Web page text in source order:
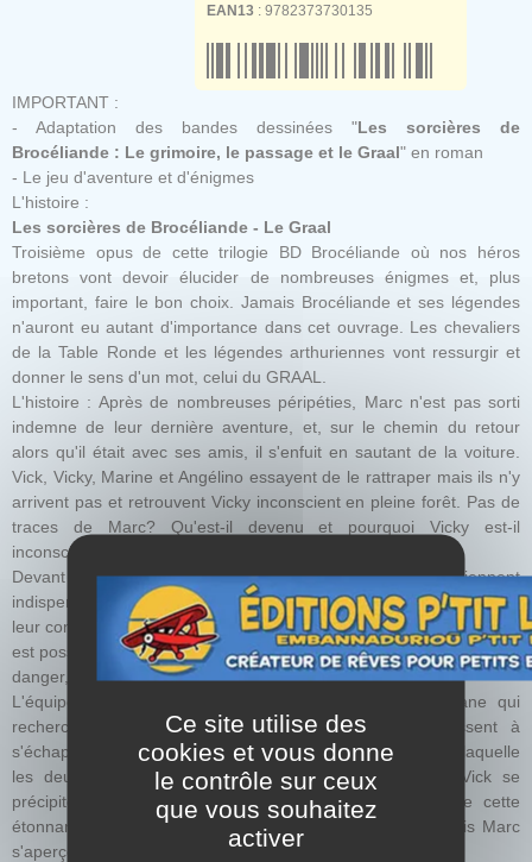
EAN13: 9782373730135
IMPORTANT :
- Adaptation des bandes dessinées "Les sorcières de
Brocéliande : Le grimoire, le passage et le Graal" en roman
- Le jeu d'aventure et d'énigmes
L'histoire :
Les sorcières de Brocéliande - Le Graal
Troisième opus de cette trilogie BD Brocéliande où nos héros
bretons vont devoir élucider de nombreuses énigmes et, plus
important, faire le bon choix. Jamais Brocéliande et ses légendes
n'auront eu autant d'importance dans cet ouvrage. Les chevaliers
de la Table Ronde et les légendes arthuriennes vont ressurgir et
donner le sens d'un mot, celui du GRAAL.
L'histoire : Après de nombreuses péripéties, Marc n'est pas sorti
indemne de leur dernière aventure, et, sur le chemin du retour
alors qu'il était avec ses amis, il s'enfuit en sautant de la voiture.
Vick, Vicky, Marine et Angélino essayent de le rattraper mais ils n'y
arrivent pas et retrouvent Vicky inconscient en pleine forêt. Pas de
traces de Marc? Qu'est-il devenu et pourquoi Vicky est-il
inconscient ?
Devant tant de mystères, des explications deviennent
indispensables. Les adeptes de Viviane leur racontent alors que
leur compagnon n'est pas revenu seul de l'autre monde. Son esprit
est possédé par Morgane. En ayant voulu le sauver, ils l'ont mis en
danger, lui, l'autre monde et le Graal.
L'équipe tombe ainsi aux mains des adeptes de Morgane qui
recherchent activement le fameux grimoire. Ils réussissent à
s'échapper et assistent à une curieuse cérémonie pendant laquelle
les deux clans s'affrontent. Profitant de ce désordre, Vick se
précipite pour libérer Marc qui se trouvait au centre de cette
étonnante réunion. Nos amis réussissent à s'échapper mais Marc
s'aperçoit qu'il a gardé quelque chose avec lui...
Ce site utilise des
cookies et vous donne
le contrôle sur ceux
que vous souhaitez
activer